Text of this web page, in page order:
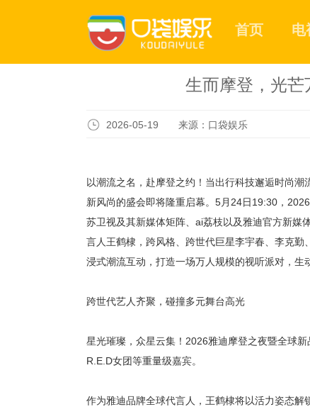
首页 电
生而摩登，光芒
2026-05-19 来源：口袋娱乐
以潮流之名，赴摩登之约！当出行科技邂逅时尚
新风尚的盛会即将隆重启幕。 5月24日19:30，
苏卫视及其新媒体矩阵、 ai荔枝以及雅迪官方新媒
言人王鹤棣，跨风格、跨世代巨星李宇春、李克勤
浸式潮流互动，打造一场万人规模的视听派对，生
跨世代艺人齐聚，碰撞多元舞台高光
星光璀璨，众星云集！ 2026雅迪摩登之夜暨全球
R.E.D女团等重量级嘉宾。
作为雅迪品牌全球代言人，王鹤棣将以活力姿态